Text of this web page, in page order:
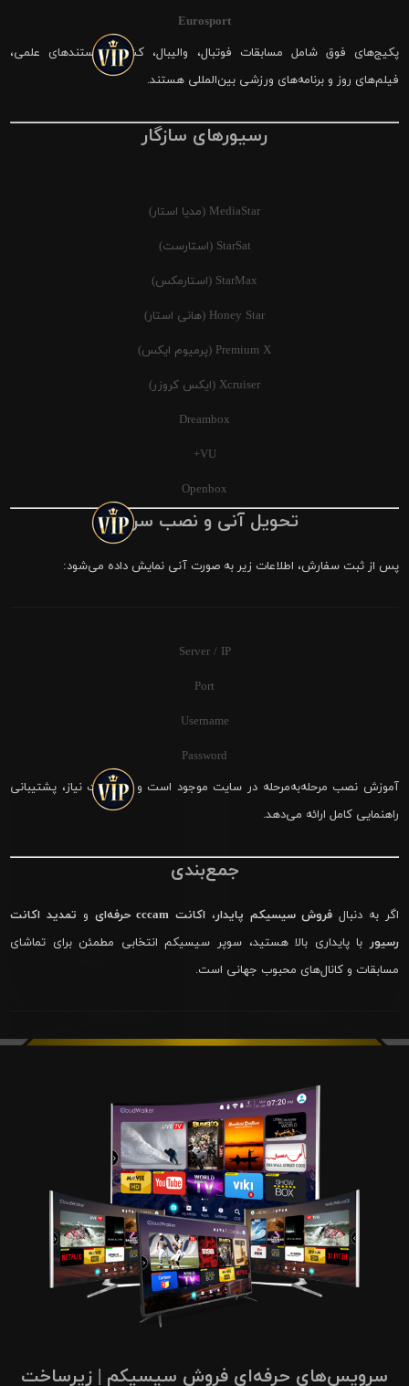
Eurosport
پکیج‌های فوق شامل مسابقات فوتبال، والیبال، کشتی، مستندهای علمی،
فیلم‌های روز و برنامه‌های ورزشی بین‌المللی هستند.
رسیورهای سازگار
MediaStar (مدیا استار)
StarSat (استارست)
StarMax (استارمکس)
Honey Star (هانی استار)
Premium X (پرمیوم ایکس)
Xcruiser (ایکس کروزر)
Dreambox
VU+
Openbox
تحویل آنی و نصب سریع
پس از ثبت سفارش، اطلاعات زیر به صورت آنی نمایش داده می‌شود:
Server / IP
Port
Username
Password
آموزش نصب مرحله‌به‌مرحله در سایت موجود است و در صورت نیاز، پشتیبانی
راهنمایی کامل ارائه می‌دهد.
جمع‌بندی
اگر به دنبال فروش سیسیکم پایدار، اکانت cccam حرفه‌ای و تمدید اکانت
رسیور با پایداری بالا هستید، سوپر سیسیکم انتخابی مطمئن برای تماشای
مسابقات و کانال‌های محبوب جهانی است.
سرویس‌های حرفه‌ای فروش سیسیکم | زیرساخت